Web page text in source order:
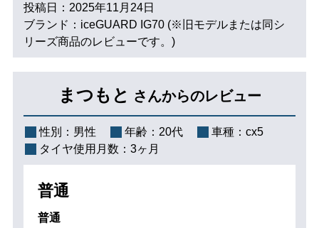
投稿日：2025年11月24日
ブランド：iceGUARD IG70 (※旧モデルまたは同シ
リーズ商品のレビューです。)
まつもと さんからのレビュー
性別： 男性 年齢： 20代 車種： cx5
タイヤ使用月数： 3ヶ月
普通
普通